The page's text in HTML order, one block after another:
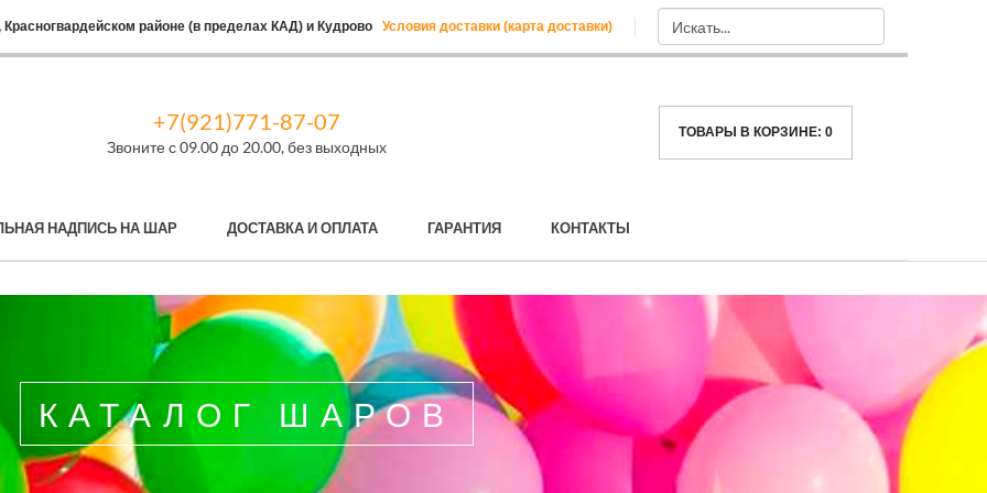
районе (в пределах КАД) и Кудрово Условия доставки (карта доставки)
+7(921)771-87-07
Звоните с 09.00 до 20.00, без выходных
ТОВАРЫ В КОРЗИНЕ: 0
НАДПИСЬ НА ШАР ДОСТАВКА И ОПЛАТА ГАРАНТИЯ КОНТАКТЫ
КАТАЛОГ ШАРОВ